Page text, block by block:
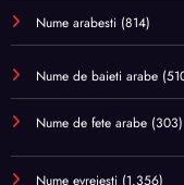
Nume arabesti (814)
Nume de baieti arabe
Nume de fete arabe (303)
Nume evreiești (1.356)